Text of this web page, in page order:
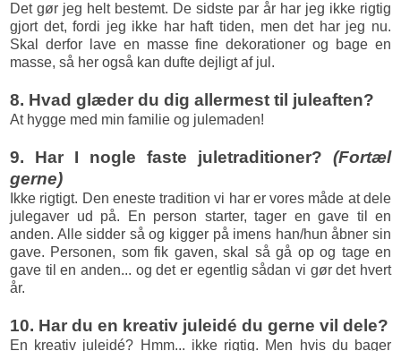
Det gør jeg helt bestemt. De sidste par år har jeg ikke rigtig
gjort det, fordi jeg ikke har haft tiden, men det har jeg nu.
Skal derfor lave en masse fine dekorationer og bage en
masse, så her også kan dufte dejligt af jul.
8. Hvad glæder du dig allermest til juleaften?
At hygge med min familie og julemaden!
9. Har I nogle faste juletraditioner? (Fortæl
gerne)
Ikke rigtigt. Den eneste tradition vi har er vores måde at dele
julegaver ud på. En person starter, tager en gave til en
anden. Alle sidder så og kigger på imens han/hun åbner sin
gave. Personen, som fik gaven, skal så gå op og tage en
gave til en anden... og det er egentlig sådan vi gør det hvert
år.
10. Har du en kreativ juleidé du gerne vil dele?
En kreativ juleidé? Hmm... ikke rigtig. Men hvis du bager